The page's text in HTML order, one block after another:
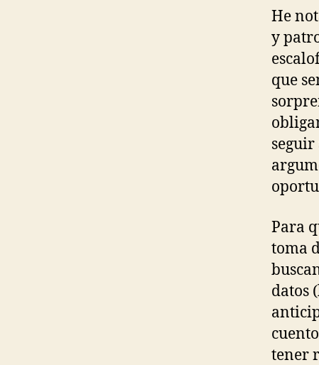
He
y
que
Para
toma
datos
tener